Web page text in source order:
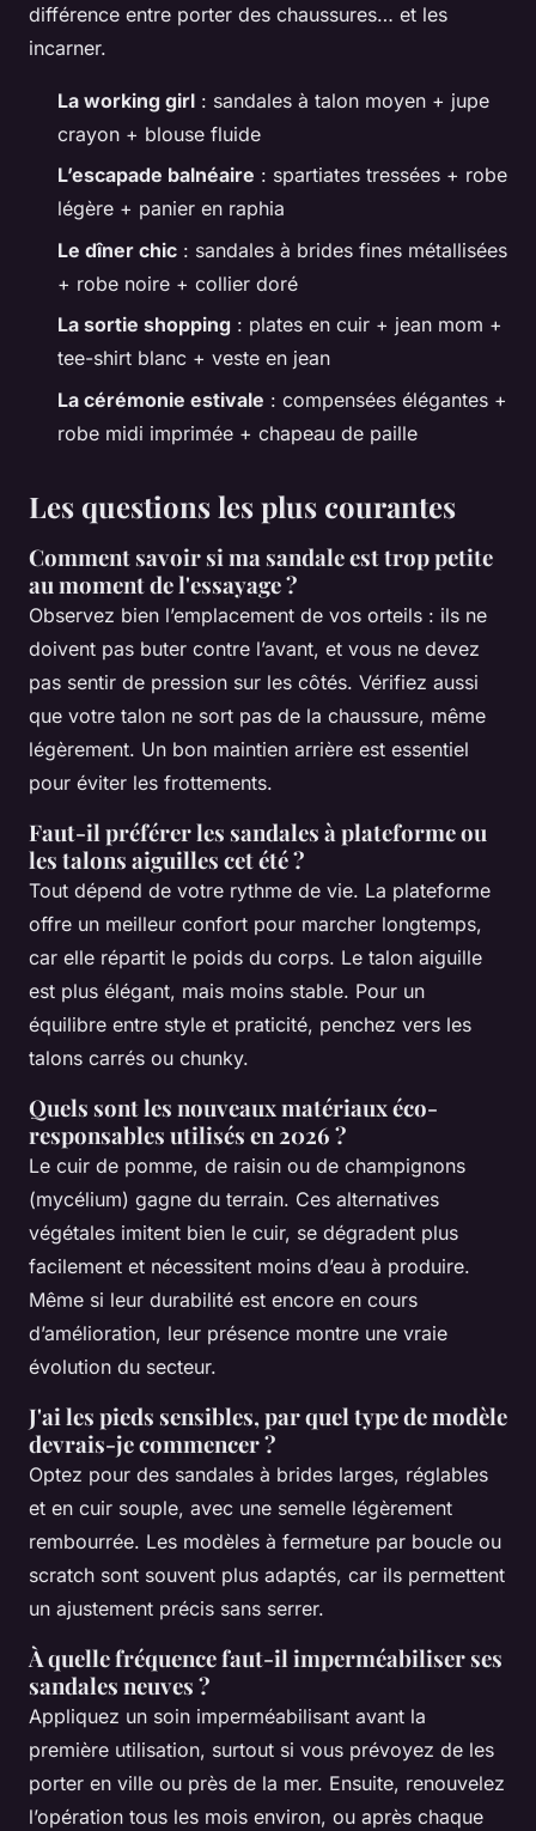
différence entre porter des chaussures… et les
incarner.
La working girl : sandales à talon moyen + jupe
crayon + blouse fluide
L’escapade balnéaire : spartiates tressées + robe
légère + panier en raphia
Le dîner chic : sandales à brides fines métallisées
+ robe noire + collier doré
La sortie shopping : plates en cuir + jean mom +
tee-shirt blanc + veste en jean
La cérémonie estivale : compensées élégantes +
robe midi imprimée + chapeau de paille
Les questions les plus courantes
Comment savoir si ma sandale est trop petite
au moment de l'essayage ?
Observez bien l’emplacement de vos orteils : ils ne
doivent pas buter contre l’avant, et vous ne devez
pas sentir de pression sur les côtés. Vérifiez aussi
que votre talon ne sort pas de la chaussure, même
légèrement. Un bon maintien arrière est essentiel
pour éviter les frottements.
Faut-il préférer les sandales à plateforme ou
les talons aiguilles cet été ?
Tout dépend de votre rythme de vie. La plateforme
offre un meilleur confort pour marcher longtemps,
car elle répartit le poids du corps. Le talon aiguille
est plus élégant, mais moins stable. Pour un
équilibre entre style et praticité, penchez vers les
talons carrés ou chunky.
Quels sont les nouveaux matériaux éco-
responsables utilisés en 2026 ?
Le cuir de pomme, de raisin ou de champignons
(mycélium) gagne du terrain. Ces alternatives
végétales imitent bien le cuir, se dégradent plus
facilement et nécessitent moins d’eau à produire.
Même si leur durabilité est encore en cours
d’amélioration, leur présence montre une vraie
évolution du secteur.
J'ai les pieds sensibles, par quel type de modèle
devrais-je commencer ?
Optez pour des sandales à brides larges, réglables
et en cuir souple, avec une semelle légèrement
rembourrée. Les modèles à fermeture par boucle ou
scratch sont souvent plus adaptés, car ils permettent
un ajustement précis sans serrer.
À quelle fréquence faut-il imperméabiliser ses
sandales neuves ?
Appliquez un soin imperméabilisant avant la
première utilisation, surtout si vous prévoyez de les
porter en ville ou près de la mer. Ensuite, renouvelez
l’opération tous les mois environ, ou après chaque